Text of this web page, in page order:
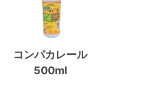
コンパカレール
500ml